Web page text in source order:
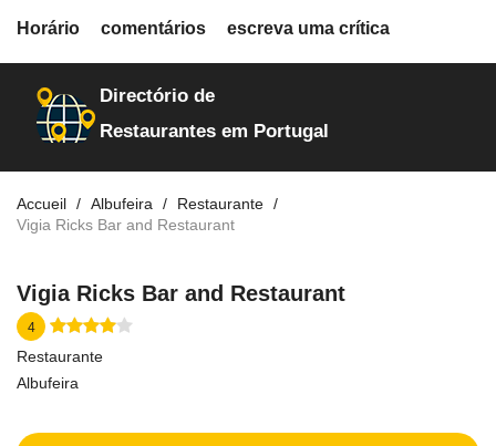
restaurantes
Directório de
Restaurantes em Portugal
Accueil Albufeira
Restaurante
Vigia Ricks Bar and Restaurant
Vigia Ricks Bar and Restaurant
4
Restaurante
Albufeira
Horário comentários escreva uma crítica